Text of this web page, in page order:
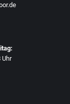
Uhr